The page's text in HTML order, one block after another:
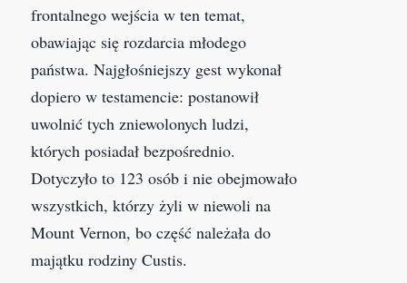
frontalnego wejścia w ten temat,
obawiając się rozdarcia młodego
państwa. Najgłośniejszy gest wykonał
dopiero w testamencie: postanowił
uwolnić tych zniewolonych ludzi,
których posiadał bezpośrednio.
Dotyczyło to 123 osób i nie obejmowało
wszystkich, którzy żyli w niewoli na
Mount Vernon, bo część należała do
majątku rodziny Custis.